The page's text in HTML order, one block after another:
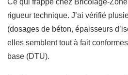
Ce qui frappe chez Bricolage-
rigueur technique. J’ai vérifié
(dosages de béton, épaisseurs
elles semblent tout à fait
base (DTU).